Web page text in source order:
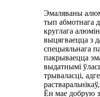
Эмаляваны
тып абмотнага
круглага
выцягваецца з
спецыяльнага
пакрываецца
выдатнымі
трываласці,
Ён мае добрую